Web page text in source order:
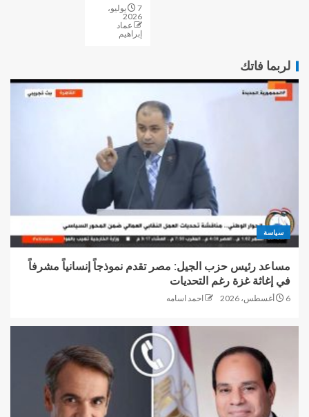
7 يوليو،
2026
عماد
إبراهيم
لربما فاتك
سياسة
مساعد رئيس حزب الجيل: مصر تقدم نموذجاً إنسانياً مشرفاً
في إغاثة غزة رغم التحديات
6 أغسطس، 2026 احمد اسامه